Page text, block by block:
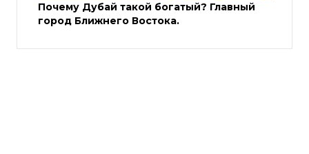
Почему Дубай такой богатый? Главный
город Ближнего Востока.